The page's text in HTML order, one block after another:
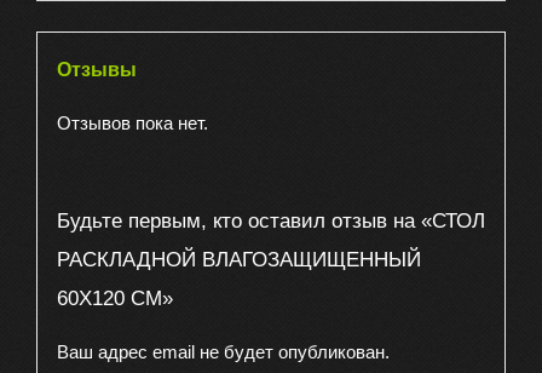
Отзывы
Отзывов пока нет.
Будьте первым, кто оставил отзыв на «СТОЛ
РАСКЛАДНОЙ ВЛАГОЗАЩИЩЕННЫЙ
60Х120 СМ»
Ваш адрес email не будет опубликован.